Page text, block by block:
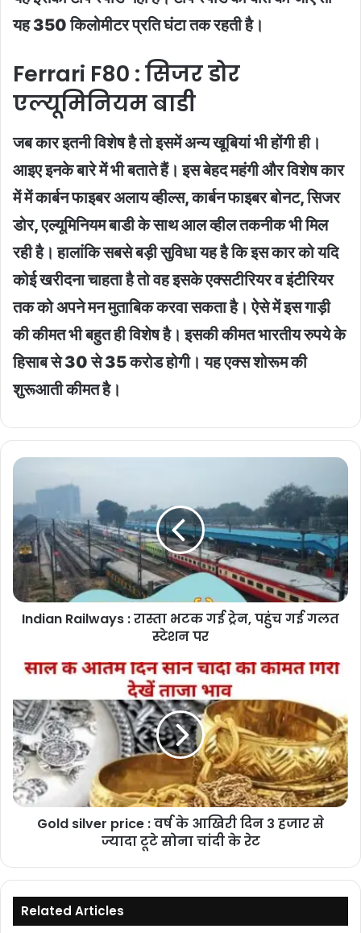
यह 350 किलोमीटर प्रति घंटा तक रहती है।
Ferrari F80 : सिजर डोर
एल्‍यूमिनियम बाडी
जब कार इतनी विशेष है तो इसमें अन्य खूबियां भी होंगी ही।
आइए इनके बारे में भी बताते हैं। इस बेहद महंगी और विशेष कार
में में कार्बन फाइबर अलाय व्‍हील्‍स, कार्बन फाइबर बोनट, सिजर
डोर, एल्‍यूमिनियम बाडी के साथ आल व्‍हील तकनीक भी मिल
रही है। हालांकि सबसे बड़ी सुविधा यह है कि इस कार को यदि
कोई खरीदना चाहता है तो वह इसके एक्‍सटीरियर व इंटीरियर
तक को अपने मन मुताबिक करवा सकता है। ऐसे में इस गाड़ी
की कीमत भी बहुत ही विशेष है। इसकी कीमत भारतीय रुपये के
हिसाब से 30 से 35 करोड होगी। यह एक्स शोरूम की
शुरूआती कीमत है।
Indian
रास्ता
भटक
गई
ट्रेन,
पहुंच
गई
गलत
Indian Railways : रास्ता भटक गई ट्रेन, पहुंच गई गलत
स्टेशन पर
Gold
price
:
वर्ष
के
आखिरी
दिन
3
चांदी
के
Gold silver price : वर्ष के आखिरी दिन 3 हजार से
ज्यादा टूटे सोना चांदी के रेट
Related Articles